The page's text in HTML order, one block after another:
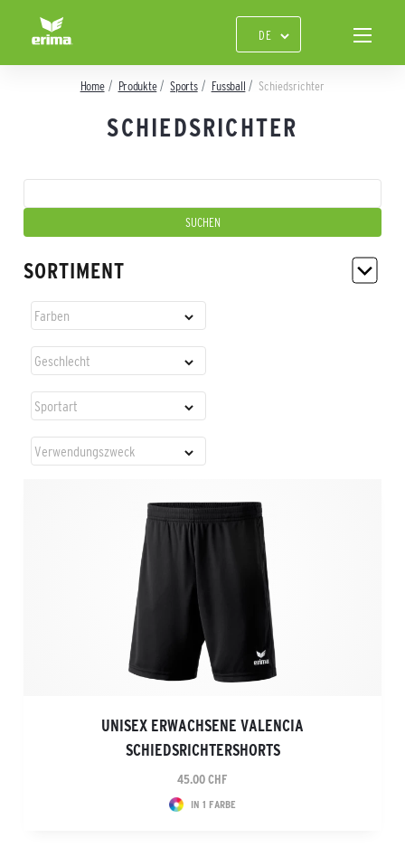
Home Produkte Sports Fussball Schiedsrichter
SCHIEDSRICHTER
SORTIMENT
UNISEX ERWACHSENE VALENCIA
SCHIEDSRICHTERSHORTS
45.00 CHF
IN 1 FARBE